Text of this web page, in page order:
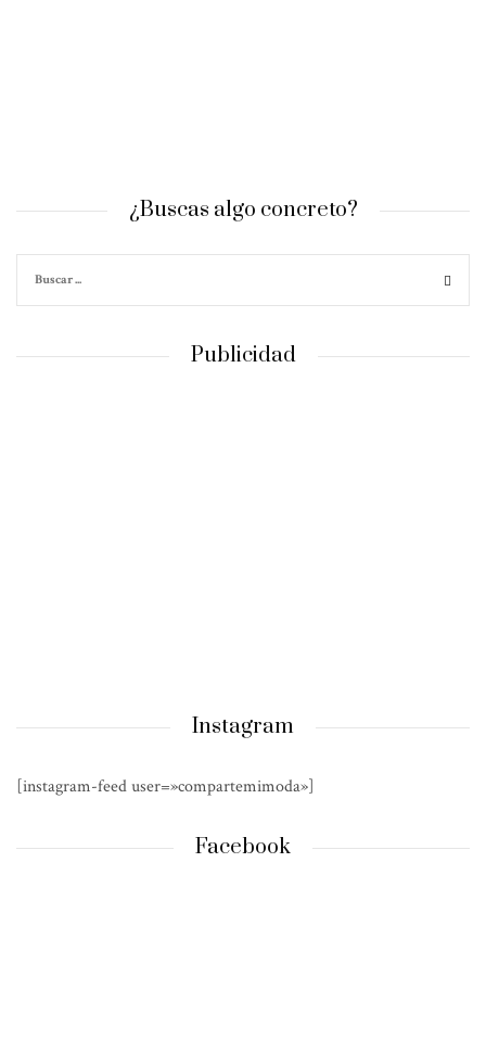
¿Buscas algo concreto?
Publicidad
Instagram
[instagram-feed user=»compartemimoda»]
Facebook